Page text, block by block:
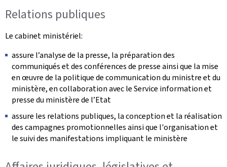
Relations publiques
Le cabinet ministériel:
assure l’analyse de la presse, la préparation des
communiqués et des conférences de presse ainsi que la mise
en œuvre de la politique de communication du ministre et du
ministère, en collaboration avec le Service information et
presse du ministère de l’Etat
assure les relations publiques, la conception et la réalisation
des campagnes promotionnelles ainsi que l'organisation et
le suivi des manifestations impliquant le ministère